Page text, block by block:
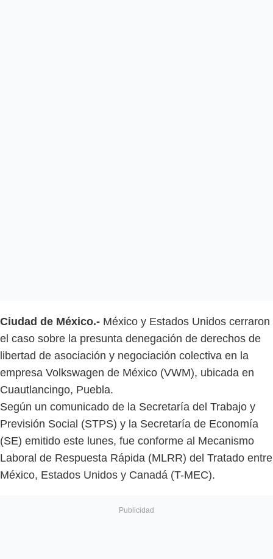
Ciudad de México.- México y Estados Unidos cerraron
el caso sobre la presunta denegación de derechos de
libertad de asociación y negociación colectiva en la
empresa Volkswagen de México (VWM), ubicada en
Cuautlancingo, Puebla.
Según un comunicado de la Secretaría del Trabajo y
Previsión Social (STPS) y la Secretaría de Economía
(SE) emitido este lunes, fue conforme al Mecanismo
Laboral de Respuesta Rápida (MLRR) del Tratado entre
México, Estados Unidos y Canadá (T-MEC).